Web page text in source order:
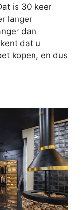
is 30 keer
langer
dan
dat u
kopen, en dus